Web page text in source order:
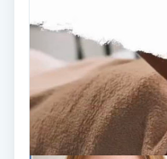
Kinesiologi
Kinesisk medicin
Kiropraktik